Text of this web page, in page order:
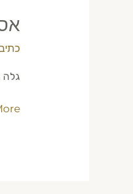
גלה 8 אסטרטגיות מסחר יומי מוכחות לשנת 2026. למד טכניקות אמיתיות לשוק האמריקאי עם מנטור מסחר מקצועי. התחל להרוויח היום!
»